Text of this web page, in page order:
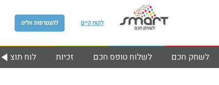
להצטרפות אלינו לקוח קיים
לוח זכיות לשלוח טופס חכם לשחק חכם